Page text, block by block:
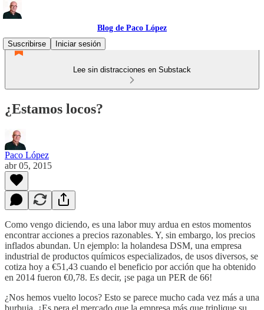
Blog de Paco López
Suscribirse
Iniciar sesión
Lee sin distracciones en Substack
¿Estamos locos?
Paco López
abr 05, 2015
Como vengo diciendo, es una labor muy ardua en estos momentos
encontrar acciones a precios razonables. Y, sin embargo, los precios
inflados abundan. Un ejemplo: la holandesa DSM, una empresa
industrial de productos químicos especializados, de usos diversos, se
cotiza hoy a €51,43 cuando el beneficio por acción que ha obtenido
en 2014 fueron €0,78. Es decir, ¡se paga un PER de 66!
¿Nos hemos vuelto locos? Esto se parece mucho cada vez más a una
burbuja. ¿Es pera el mercado que la empresa más que triplique su